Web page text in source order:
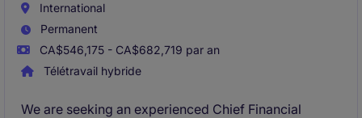
International
Permanent
CA$546,175 - CA$682,719 par an
Télétravail hybride
We are seeking an experienced Chief Financial